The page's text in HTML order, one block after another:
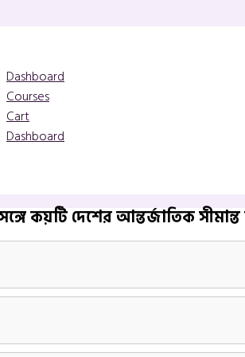
Dashboard
Courses
Cart
Dashboard
কয়টি দেশের আন্তর্জাতিক